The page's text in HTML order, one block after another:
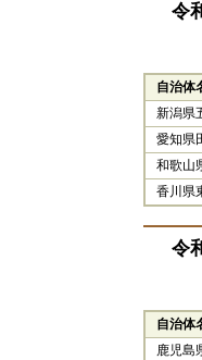
令
自治体
新潟県
愛知県
和歌山
香川県
令
自治体
鹿児島